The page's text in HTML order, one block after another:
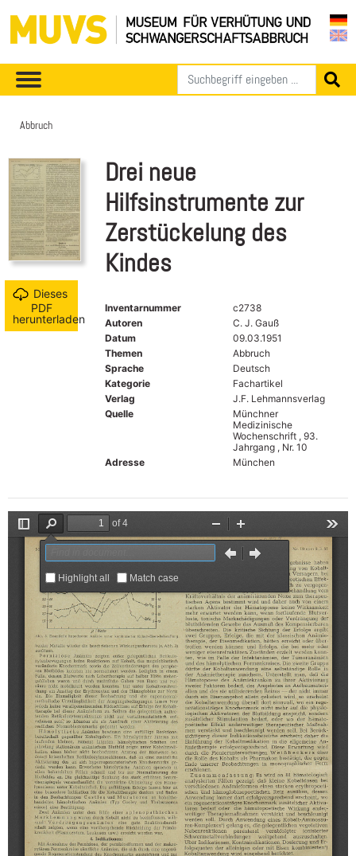
Abbruch
Dieses
PDF
herunterladen
Drei neue
Hilfsinstrumente zur
Zerstückelung des
Kindes
Inventarnummer
c2738
Autoren
C. J. Gauß
Datum
09.03.1951
Themen
Abbruch
Sprache
Deutsch
Kategorie
Fachartikel
Verlag
J.F. Lehmannsverlag
Quelle
Münchner
Medizinische
Wochenschrift , 93.
Jahrgang , Nr. 10
Adresse
München